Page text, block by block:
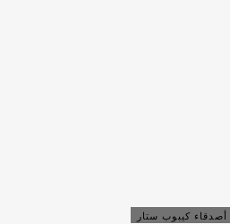
أصدقاء كيبوب ستار